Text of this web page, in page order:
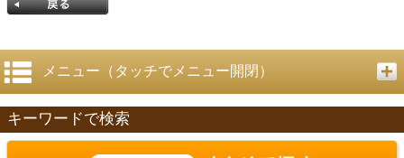
戻る
メニュー（タッチでメニュー開閉）
キーワードで検索